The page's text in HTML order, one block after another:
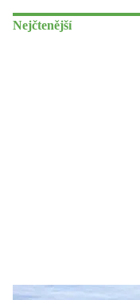
Nejčtenější